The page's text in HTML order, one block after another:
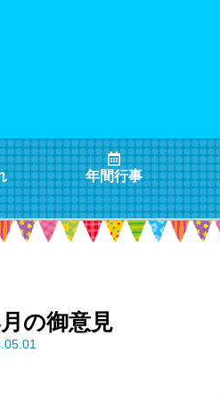
年間行事
の御意見